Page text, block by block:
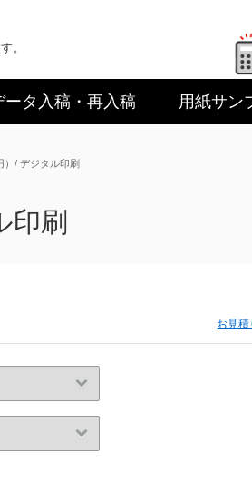
。
ータ入稿 ・再入稿 用紙サン
）/ デジタル印刷
印刷
お見